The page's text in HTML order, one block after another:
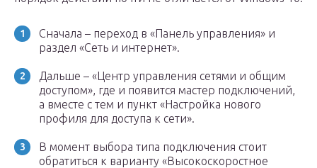
Сначала – переход в «Панель управления» и
раздел «Сеть и интернет».
Дальше – «Центр управления сетями и общим
доступом», где и появится мастер подключений,
а вместе с тем и пункт «Настройка нового
профиля для доступа к сети».
В момент выбора типа подключения стоит
обратиться к варианту «Высокоскоростное